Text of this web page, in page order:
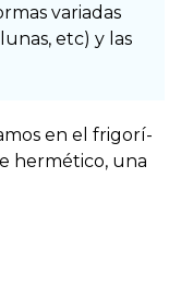
variadas
etc) y las
en el frigorí­
hermético, una